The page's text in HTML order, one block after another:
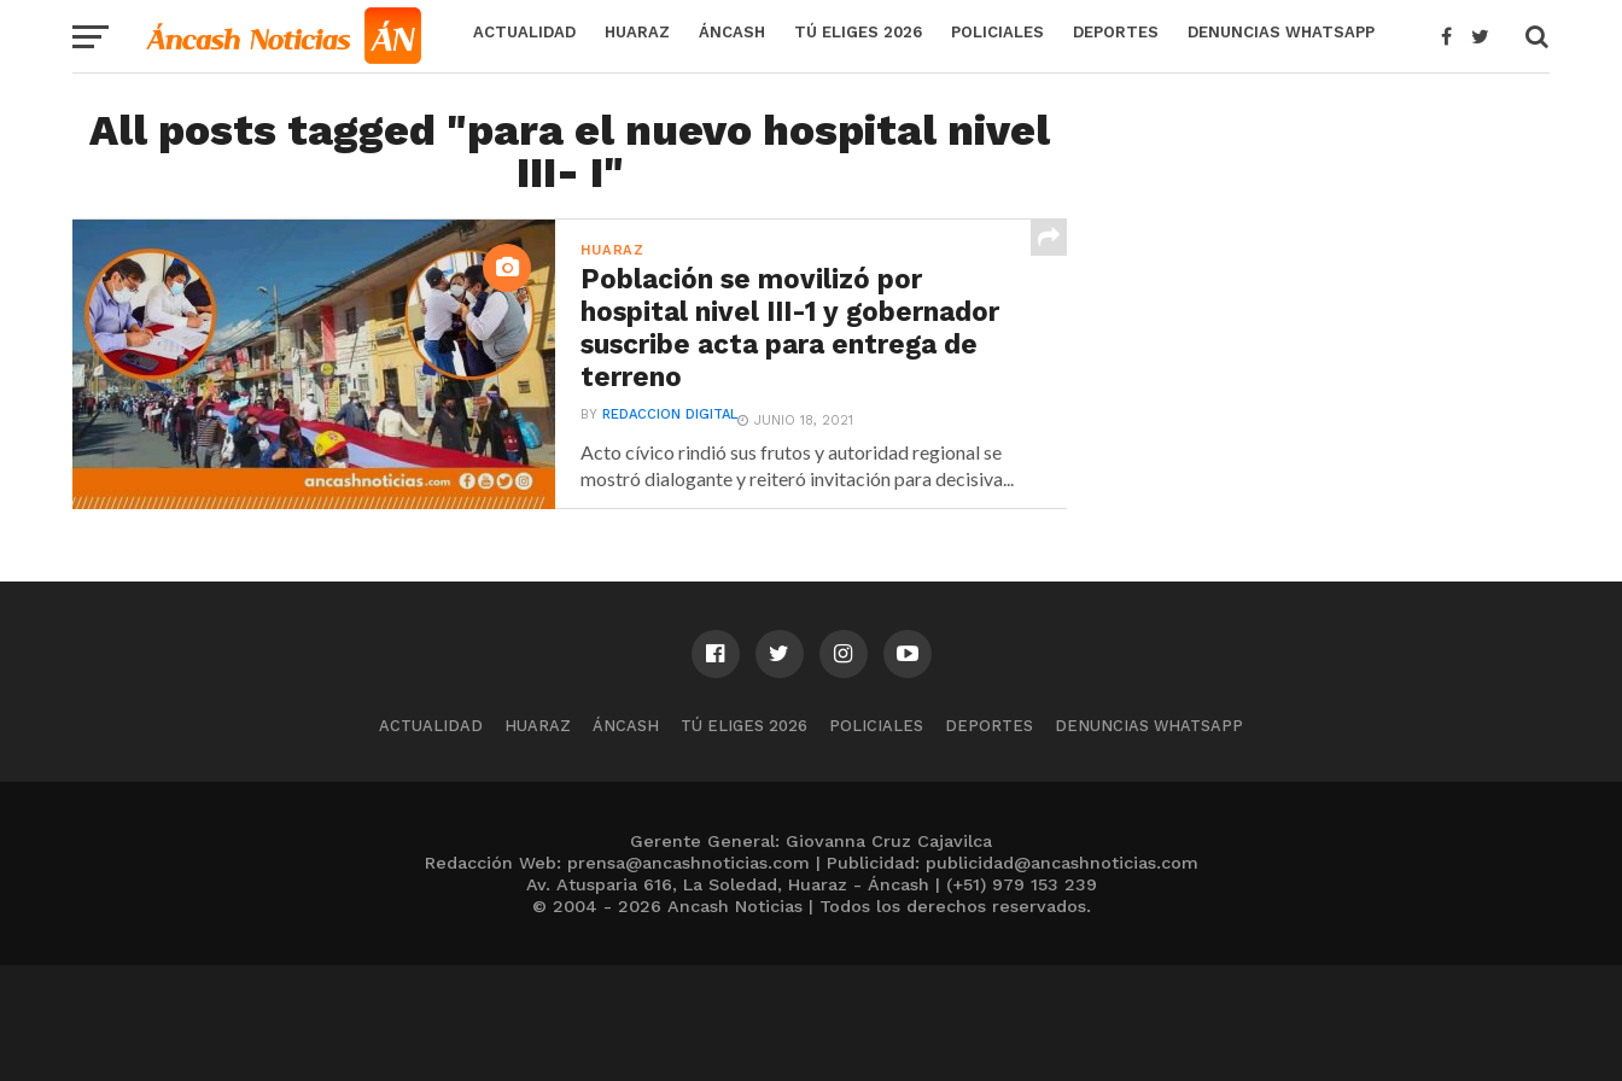
ACTUALIDAD HUARAZ ÁNCASH TÚ ELIGES 2026 POLICIALES DEPORTES DENUNCIAS WHATSAPP
All posts tagged "para el nuevo hospital nivel
III- I"
HUARAZ
Población se movilizó por
hospital nivel III-1 y gobernador
suscribe acta para entrega de
terreno
BYREDACCION DIGITAL JUNIO 18, 2021
Acto cívico rindió sus frutos y autoridad regional se
mostró dialogante y reiteró invitación para decisiva...
ACTUALIDAD HUARAZ ÁNCASH TÚ ELIGES 2026 POLICIALES DEPORTES DENUNCIAS WHATSAPP
Gerente General: Giovanna Cruz Cajavilca
Redacción Web: prensa@ancashnoticias.com | Publicidad: publicidad@ancashnoticias.com
Av. Atusparia 616, La Soledad, Huaraz - Áncash | (+51) 979 153 239
© 2004 - 2026 Ancash Noticias | Todos los derechos reservados.